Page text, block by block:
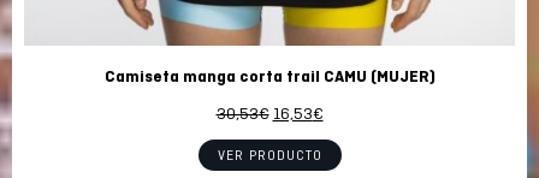
Camiseta manga corta trail CAMU (MUJER)
30,53€ El
precio
original
16,53€El
precio
actual
VER PRODUCTO